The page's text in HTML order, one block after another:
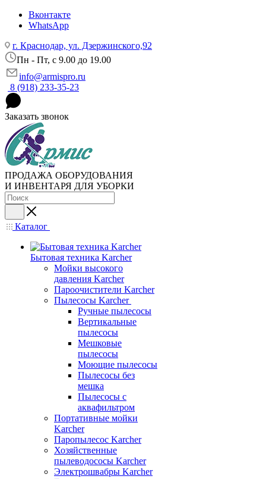
Вконтакте
WhatsApp
г. Краснодар, ул. Дзержинского,92
Пн - Пт, c 9.00 до 19.00
info@armispro.ru
8 (918) 233-35-23
Заказать звонок
ПРОДАЖА ОБОРУДОВАНИЯ
И ИНВЕНТАРЯ ДЛЯ УБОРКИ
Каталог
Бытовая техника Karcher
Мойки высокого
давления Karcher
Пароочистители Karcher
Пылесосы Karcher
Ручные пылесосы
Вертикальные
пылесосы
Мешковые
пылесосы
Моющие пылесосы
Пылесосы без
мешка
Пылесосы с
аквафильтром
Портативные мойки
Karcher
Паропылесос Karcher
Хозяйственные
пылеводососы Karcher
Электрошвабры Karcher